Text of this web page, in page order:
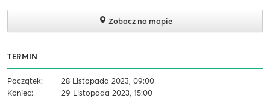
Zobacz na mapie
TERMIN
Początek:
28 Listopada 2023, 09:00
Koniec:
29 Listopada 2023, 15:00